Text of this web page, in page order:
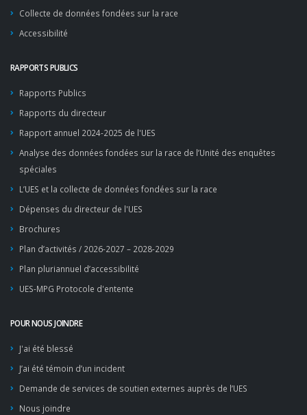
Collecte de données fondées sur la race
Accessibilité
RAPPORTS PUBLICS
Rapports Publics
Rapports du directeur
Rapport annuel 2024-2025 de l'UES
Analyse des données fondées sur la race de l’Unité des enquêtes
spéciales
L’UES et la collecte de données fondées sur la race
Dépenses du directeur de l'UES
Brochures
Plan d’activités / 2026-2027 – 2028-2029
Plan pluriannuel d’accessibilité
UES-MPG Protocole d'entente
POUR NOUS JOINDRE
J'ai été blessé
J’ai été témoin d’un incident
Demande de services de soutien externes auprès de l’UES
Nous joindre